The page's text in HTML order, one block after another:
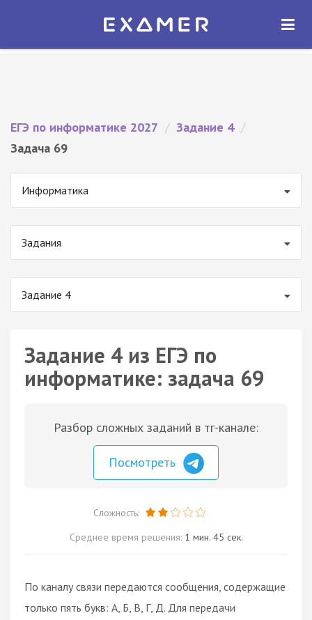
Экзамер — ЕГЭ 2027
ОТКРЫТЬ
ЕГЭ по информатике 2027 / Задание 4 /
Задача 69
Информатика
Задания
Задание 4
Задание 4 из ЕГЭ по
информатике: задача 69
Разбор сложных заданий в тг-канале:
Посмотреть
Сложность:
Среднее время решения: 1 мин. 45 сек.
По каналу связи передаются сообщения, содержащие
только пять букв: А, Б, В, Г, Д. Для передачи